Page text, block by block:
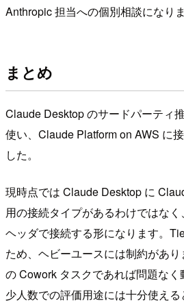
Anthropic 担当への個別相談になりま
まとめ
Claude Desktop のサードパーティ
使い、Claude Platform on AWS に
した。
現時点では Claude Desktop に
用の接続タイプがあるわけではな
ヘッダで接続する形になります。
ため、ヘビーユースには制約があ
の Cowork タスクであれば問題な
少人数での評価用途には十分使える